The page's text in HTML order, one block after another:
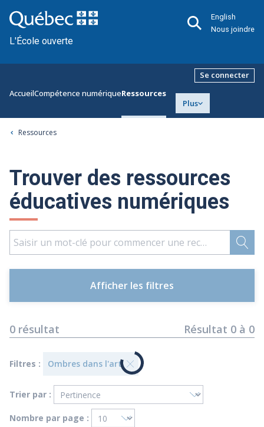
L'École ouverte
English
Nous joindre
AccueilCompétence numériqueRessources
Plus
Se connecter
Ressources
Trouver des ressources
éducatives numériques
Afficher les filtres
0 résultat Résultat 0 à 0
Filtres : Ombres dans l'art
Trier par :
Nombre par page :